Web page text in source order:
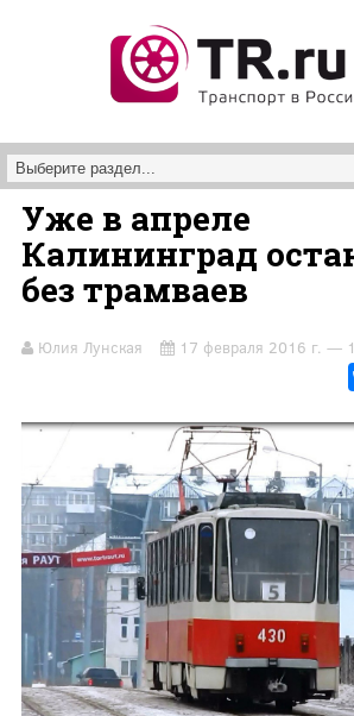
Уже в апреле
Калининград
без трамваев
Юлия Лунская 17 февраля 2016 г. —